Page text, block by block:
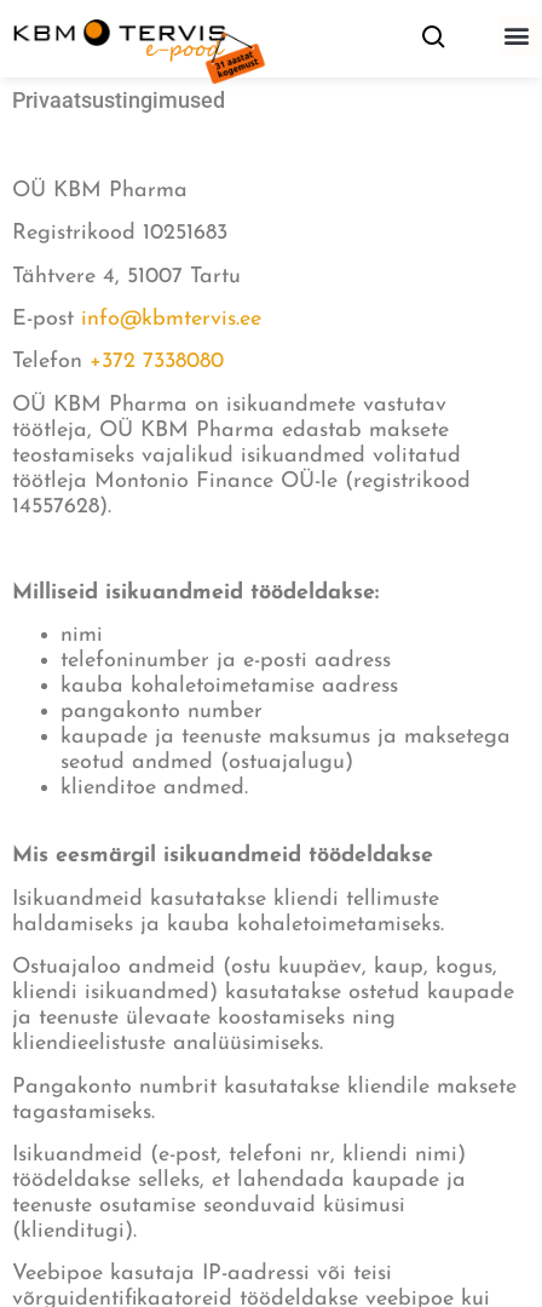
Privaatsustingimused
OÜ KBM Pharma
Registrikood 10251683
Tähtvere 4, 51007 Tartu
E-post info@kbmtervis.ee
Telefon +372 7338080
OÜ KBM Pharma on isikuandmete vastutav
töötleja, OÜ KBM Pharma edastab maksete
teostamiseks vajalikud isikuandmed volitatud
töötleja Montonio Finance OÜ-le (registrikood
14557628).
Milliseid isikuandmeid töödeldakse:
nimi
telefoninumber ja e-posti aadress
kauba kohaletoimetamise aadress
pangakonto number
kaupade ja teenuste maksumus ja maksetega
seotud andmed (ostuajalugu)
klienditoe andmed.
Mis eesmärgil isikuandmeid töödeldakse
Isikuandmeid kasutatakse kliendi tellimuste
haldamiseks ja kauba kohaletoimetamiseks.
Ostuajaloo andmeid (ostu kuupäev, kaup, kogus,
kliendi isikuandmed) kasutatakse ostetud kaupade
ja teenuste ülevaate koostamiseks ning
kliendieelistuste analüüsimiseks.
Pangakonto numbrit kasutatakse kliendile maksete
tagastamiseks.
Isikuandmeid (e-post, telefoni nr, kliendi nimi)
töödeldakse selleks, et lahendada kaupade ja
teenuste osutamise seonduvaid küsimusi
(klienditugi).
Veebipoe kasutaja IP-aadressi või teisi
võrguidentifikaatoreid töödeldakse veebipoe kui